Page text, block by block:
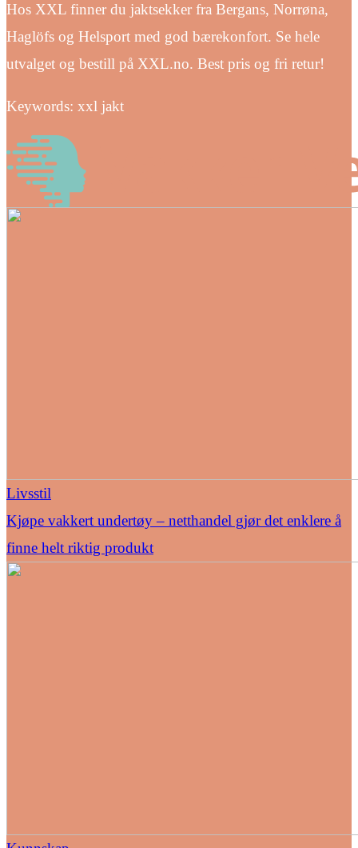
Hos XXL finner du jaktsekker fra Bergans, Norrøna,
Haglöfs og Helsport med god bærekonfort. Se hele
utvalget og bestill på XXL.no. Best pris og fri retur!
Keywords: xxl jakt
Livsstil
Kjøpe vakkert undertøy – netthandel gjør det enklere å
finne helt riktig produkt